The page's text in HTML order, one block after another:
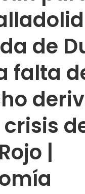
de
falta
|